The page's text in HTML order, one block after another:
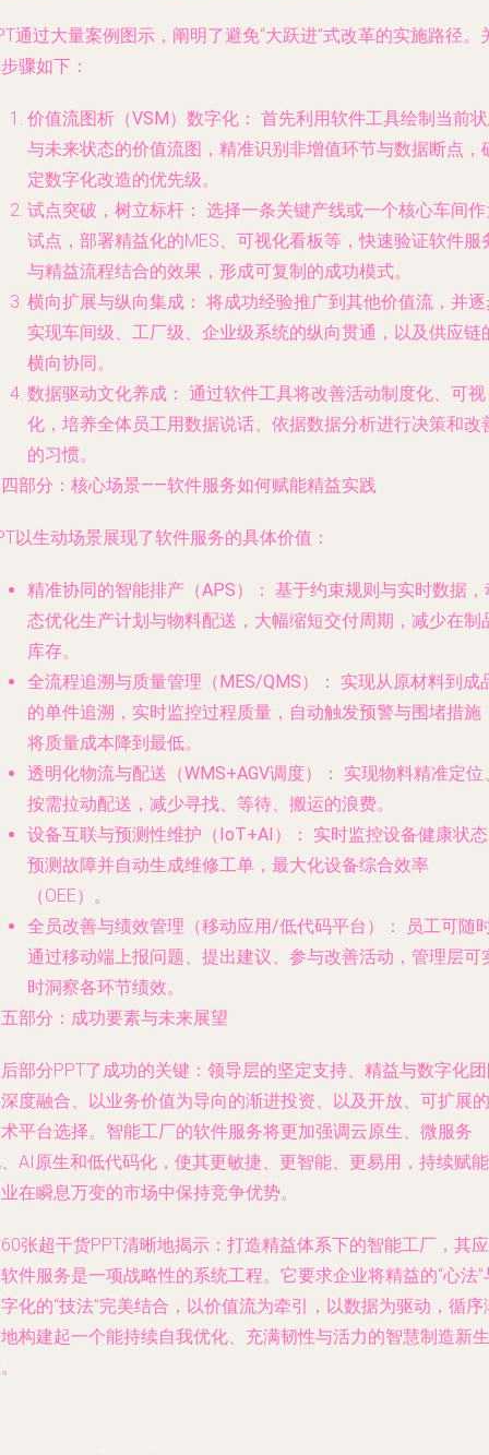
通过大量案例图示，阐明了避免“大跃进”式改革的实施路径。
骤如下：
价值流图析（VSM）数字化： 首先利用软件工具绘制当前
与未来状态的价值流图，精准识别非增值环节与数据断点，
定数字化改造的优先级。
试点突破，树立标杆： 选择一条关键产线或一个核心车间
试点，部署精益化的MES、可视化看板等，快速验证软件服
与精益流程结合的效果，形成可复制的成功模式。
横向扩展与纵向集成： 将成功经验推广到其他价值流，并
实现车间级、工厂级、企业级系统的纵向贯通，以及供应链
横向协同。
数据驱动文化养成： 通过软件工具将改善活动制度化、可视
化，培养全体员工用数据说话、依据数据分析进行决策和改
的习惯。
部分：核心场景——软件服务如何赋能精益实践
以生动场景展现了软件服务的具体价值：
精准协同的智能排产（APS）： 基于约束规则与实时数据，
态优化生产计划与物料配送，大幅缩短交付周期，减少在制
库存。
全流程追溯与质量管理（MES/QMS）：
实现从原材料到成
的单件追溯，实时监控过程质量，自动触发预警与围堵措施
将质量成本降到最低。
透明化物流与配送（WMS+AGV调度）：
实现物料精准定位
按需拉动配送，减少寻找、等待、搬运的浪费。
设备互联与预测性维护（IoT+AI）：
实时监控设备健康状
预测故障并自动生成维修工单，最大化设备综合效率
（OEE）。
全员改善与绩效管理（移动应用/低代码平台）：
员工可随
通过移动端上报问题、提出建议、参与改善活动，管理层可
时洞察各环节绩效。
部分：成功要素与未来展望
部分PPT了成功的关键：领导层的坚定支持、精益与数字化
度融合、以业务价值为导向的渐进投资、以及开放、可扩展的
平台选择。智能工厂的软件服务将更加强调云原生、微服务
AI原生和低代码化，使其更敏捷、更智能、更易用，持续赋能
在瞬息万变的市场中保持竞争优势。
张超干货PPT清晰地揭示：打造精益体系下的智能工厂，其应
件服务是一项战略性的系统工程。它要求企业将精益的“心法”
化的“技法”完美结合，以价值流为牵引，以数据为驱动，循序
构建起一个能持续自我优化、充满韧性与活力的智慧制造新生